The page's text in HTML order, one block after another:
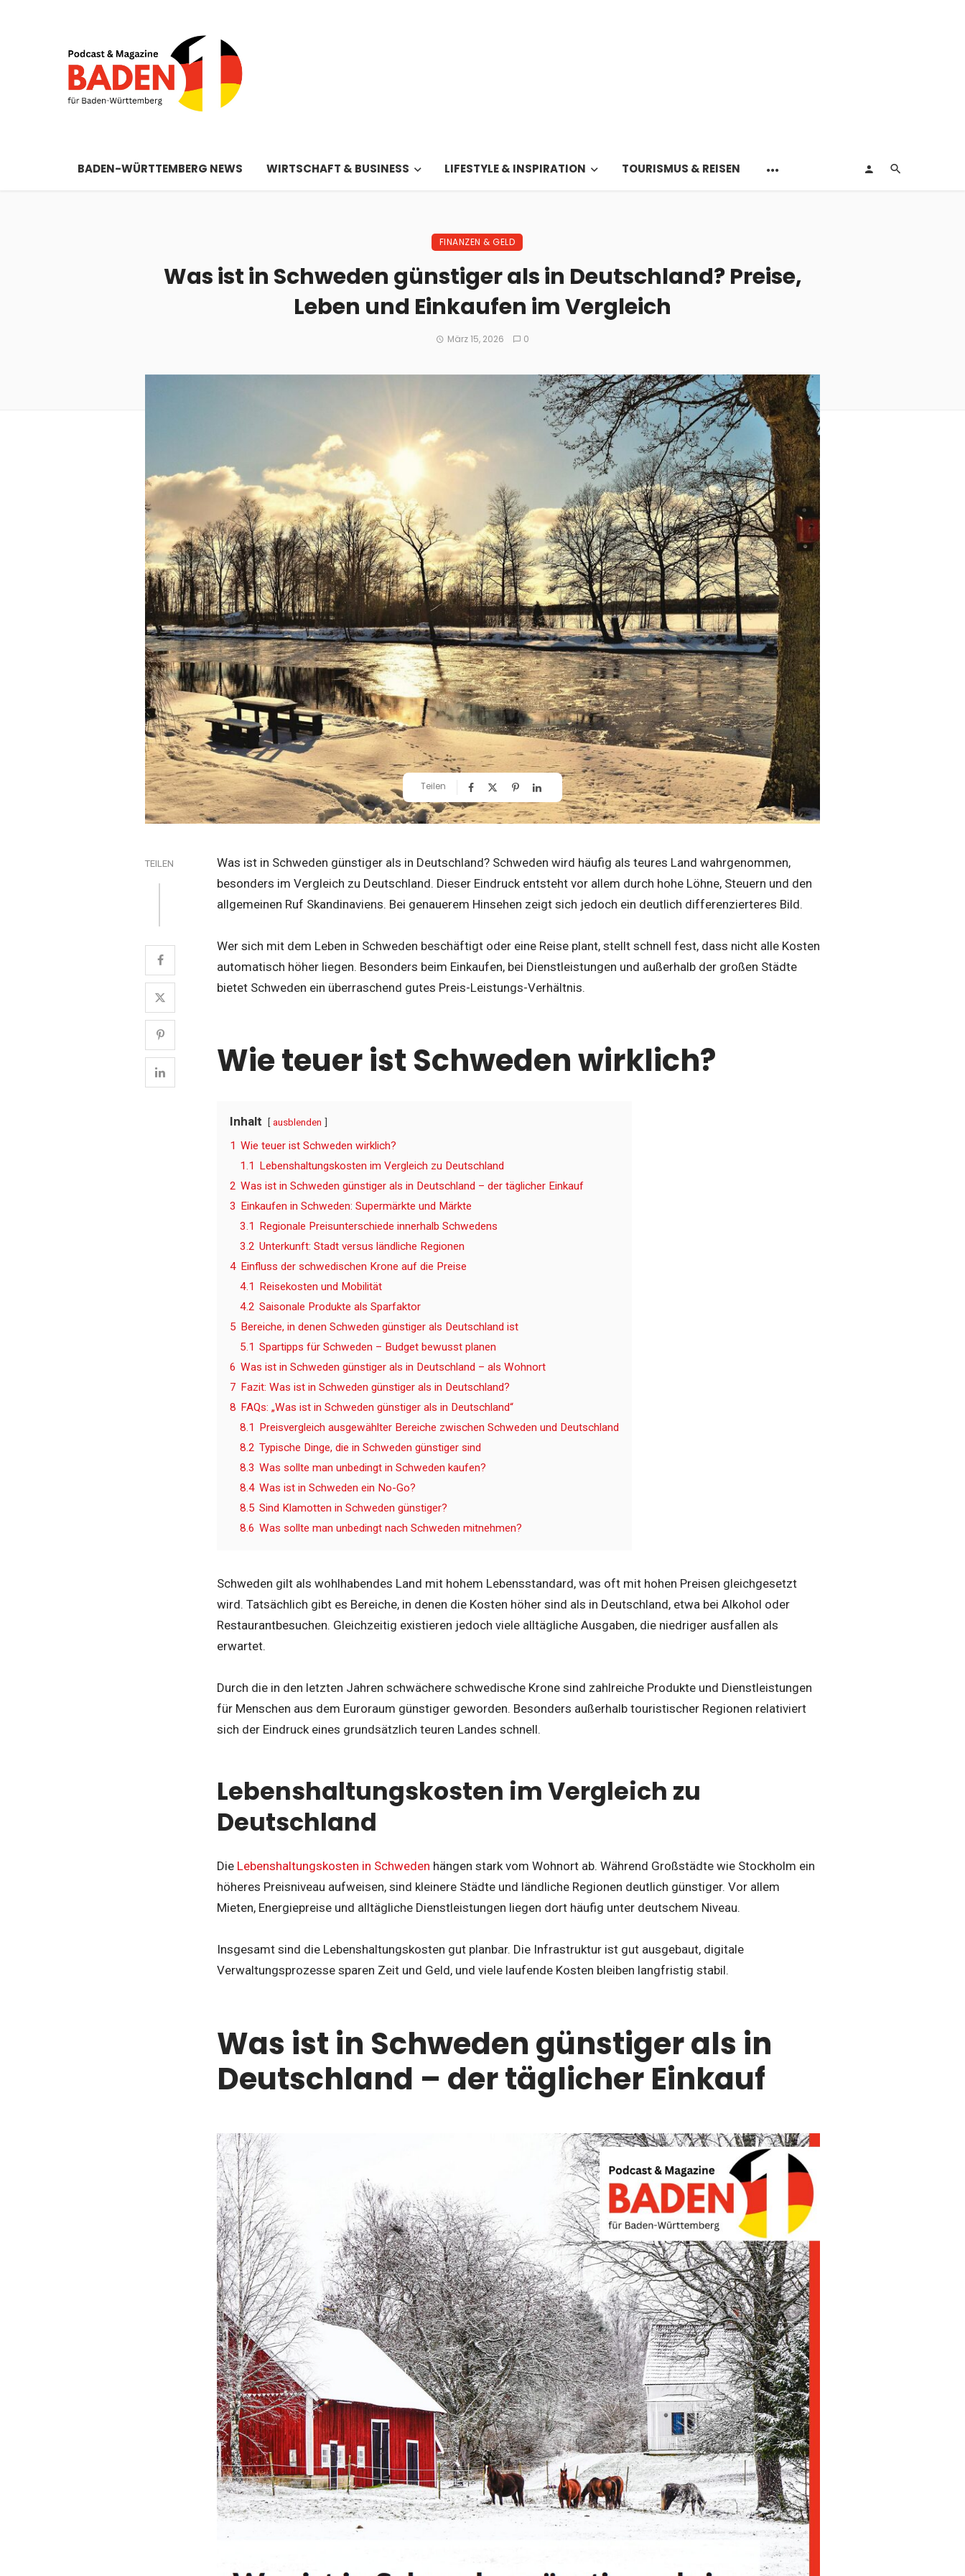
BADEN-WÜRTTEMBERG NEWS WIRTSCHAFT & BUSINESS LIFESTYLE & INSPIRATION TOURISMUS & REISEN
FINANZEN & GELD
Was ist in Schweden günstiger als in Deutschland? Preise,
Leben und Einkaufen im Vergleich
März 15, 2026 0
Teilen
TEILEN
Was ist in Schweden günstiger als in Deutschland? Schweden wird häufig als teures Land wahrgenommen,
besonders im Vergleich zu Deutschland. Dieser Eindruck entsteht vor allem durch hohe Löhne, Steuern und den
allgemeinen Ruf Skandinaviens. Bei genauerem Hinsehen zeigt sich jedoch ein deutlich differenzierteres Bild.
Wer sich mit dem Leben in Schweden beschäftigt oder eine Reise plant, stellt schnell fest, dass nicht alle Kosten
automatisch höher liegen. Besonders beim Einkaufen, bei Dienstleistungen und außerhalb der großen Städte
bietet Schweden ein überraschend gutes Preis-Leistungs-Verhältnis.
Wie teuer ist Schweden wirklich?
Inhalt ausblenden
1 Wie teuer ist Schweden wirklich?
1.1 Lebenshaltungskosten im Vergleich zu Deutschland
2 Was ist in Schweden günstiger als in Deutschland – der täglicher Einkauf
3 Einkaufen in Schweden: Supermärkte und Märkte
3.1 Regionale Preisunterschiede innerhalb Schwedens
3.2 Unterkunft: Stadt versus ländliche Regionen
4 Einfluss der schwedischen Krone auf die Preise
4.1 Reisekosten und Mobilität
4.2 Saisonale Produkte als Sparfaktor
5 Bereiche, in denen Schweden günstiger als Deutschland ist
5.1 Spartipps für Schweden – Budget bewusst planen
6 Was ist in Schweden günstiger als in Deutschland – als Wohnort
7 Fazit: Was ist in Schweden günstiger als in Deutschland?
8 FAQs: „Was ist in Schweden günstiger als in Deutschland“
8.1 Preisvergleich ausgewählter Bereiche zwischen Schweden und Deutschland
8.2 Typische Dinge, die in Schweden günstiger sind
8.3 Was sollte man unbedingt in Schweden kaufen?
8.4 Was ist in Schweden ein No-Go?
8.5 Sind Klamotten in Schweden günstiger?
8.6 Was sollte man unbedingt nach Schweden mitnehmen?
Schweden gilt als wohlhabendes Land mit hohem Lebensstandard, was oft mit hohen Preisen gleichgesetzt
wird. Tatsächlich gibt es Bereiche, in denen die Kosten höher sind als in Deutschland, etwa bei Alkohol oder
Restaurantbesuchen. Gleichzeitig existieren jedoch viele alltägliche Ausgaben, die niedriger ausfallen als
erwartet.
Durch die in den letzten Jahren schwächere schwedische Krone sind zahlreiche Produkte und Dienstleistungen
für Menschen aus dem Euroraum günstiger geworden. Besonders außerhalb touristischer Regionen relativiert
sich der Eindruck eines grundsätzlich teuren Landes schnell.
Lebenshaltungskosten im Vergleich zu
Deutschland
Die Lebenshaltungskosten in Schweden hängen stark vom Wohnort ab. Während Großstädte wie Stockholm ein
höheres Preisniveau aufweisen, sind kleinere Städte und ländliche Regionen deutlich günstiger. Vor allem
Mieten, Energiepreise und alltägliche Dienstleistungen liegen dort häufig unter deutschem Niveau.
Insgesamt sind die Lebenshaltungskosten gut planbar. Die Infrastruktur ist gut ausgebaut, digitale
Verwaltungsprozesse sparen Zeit und Geld, und viele laufende Kosten bleiben langfristig stabil.
Was ist in Schweden günstiger als in
Deutschland – der täglicher Einkauf